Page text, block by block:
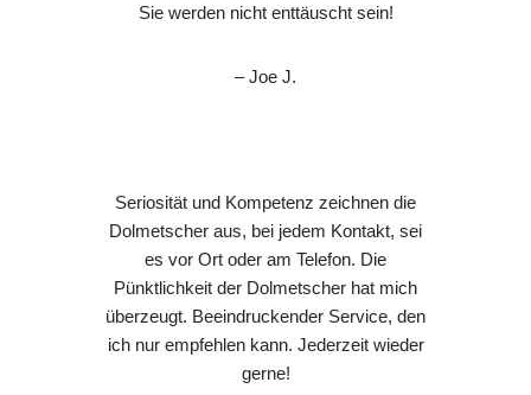
Sie werden nicht enttäuscht sein!
– Joe J.
Seriosität und Kompetenz zeichnen die
Dolmetscher aus, bei jedem Kontakt, sei
es vor Ort oder am Telefon. Die
Pünktlichkeit der Dolmetscher hat mich
überzeugt. Beeindruckender Service, den
ich nur empfehlen kann. Jederzeit wieder
gerne!